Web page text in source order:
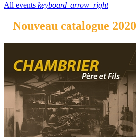
All events keyboard_arrow_right
Nouveau catalogue 2020